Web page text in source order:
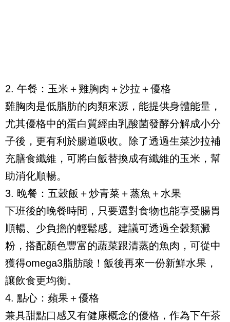
2. 午餐：玉米＋雞胸肉＋沙拉＋優格
雞胸肉是低脂肪的肉類來源，能提供身體能量，
尤其優格中的蛋白質經由乳酸菌發酵分解成小分
子後，更有利於腸道吸收。除了透過生菜沙拉補
充膳食纖維，可將白飯替換成有纖維的玉米，幫
助消化順暢。
3. 晚餐：五穀飯＋炒青菜＋蒸魚＋水果
下班後的晚餐時間，只要選對食物也能享受腸胃
順暢、少負擔的輕鬆感。建議可透過全穀類澱
粉，搭配顏色豐富的蔬菜跟清蒸的魚肉，可從中
獲得omega3脂肪酸！飯後再來一份新鮮水果，
讓飲食更均衡。
4. 點心：蘋果＋優格
兼具甜點口感又有健康概念的優格，作為下午茶